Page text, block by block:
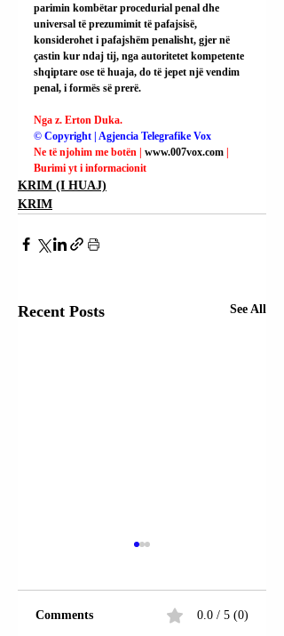
parimin kombëtar procedurial penal dhe
universal të prezumimit të pafajsisë,
konsiderohet i pafajshëm penalisht, gjer në
çastin kur ndaj tij, nga autoritetet kompetente
shqiptare ose të huaja, do të jepet një vendim
penal, i formës së prerë.
Nga z. Erton Duka.
© Copyright | Agjencia Telegrafike Vox
Ne të njohim me botën | www.007vox.com
Burimi yt i informacionit
KRIM (I HUAJ)
KRIM
Recent Posts See All
Comments 0.0 / 5 (0)